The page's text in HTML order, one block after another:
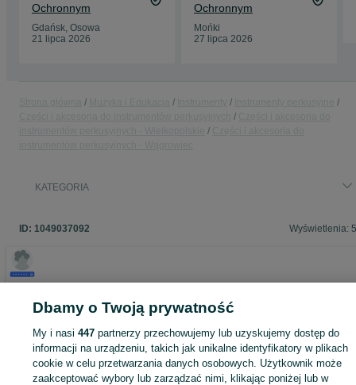
Ochronnym
Gdańsk, Osowa
21 lipca 2026
Ochronnym
Mońki
27 lipca 2026
KATEGORIA
ID: 1049037092 Wyświetlenia:
Zaloguj się lub załóż konto na OLX, aby skontaktować się z
sprzedającym
Zaloguj się / Załóż konto
Dbamy o Twoją prywatność
My i nasi447 partnerzy przechowujemy lub uzyskujemy dostęp do
informacji na urządzeniu, takich jak unikalne identyfikatory w plikach
cookie w celu przetwarzania danych osobowych. Użytkownik może
zaakceptować wybory lub zarządzać nimi, klikając poniżej lub w